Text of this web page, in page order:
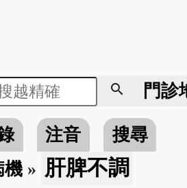
search 門診
注音
搜尋
機» 肝脾不調